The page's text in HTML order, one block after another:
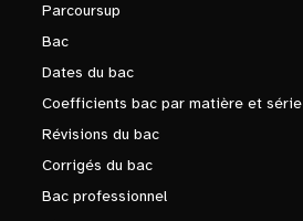
Parcoursup
Bac
Dates du bac
Coefficients bac par matière et série
Révisions du bac
Corrigés du bac
Bac professionnel